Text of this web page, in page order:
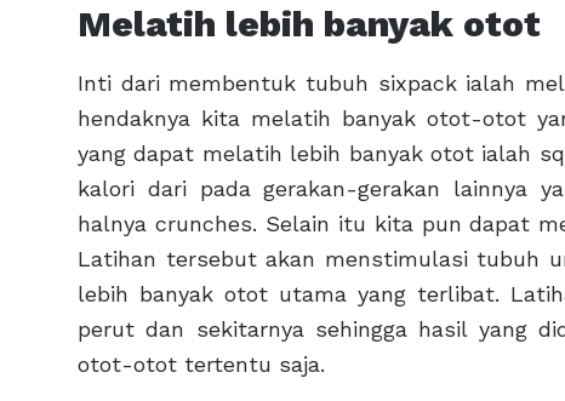
Melatih lebih banyak otot
Inti dari membentuk tubuh sixpack ialah
hendaknya kita melatih banyak otot-otot
yang dapat melatih lebih banyak otot ialah
kalori dari pada gerakan-gerakan lainnya
halnya crunches. Selain itu kita pun dapat
Latihan tersebut akan menstimulasi tubuh
lebih banyak otot utama yang terlibat.
perut dan sekitarnya sehingga hasil yang
otot-otot tertentu saja.